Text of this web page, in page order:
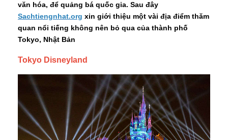
văn hóa, để quảng bá quốc gia. Sau đây
Sachtiengnhat.org xin giới thiệu một vài địa điểm thăm
quan nổi tiếng không nên bỏ qua của thành phố
Tokyo, Nhật Bản
Tokyo Disneyland